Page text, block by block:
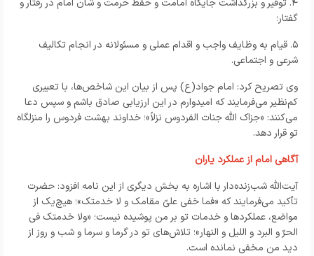
گفتار؛
۵. قیام به وظایف واجب و اقدام عملی و مسئولانه در انجام تکالیف
شرعی و اجتماعی.
وی تصریح کرد: امام جواد(ع) پس از بیان این شاخص‌ها، با تعبیری
کم‌نظیر می‌فرمایند که امیدوارم در این ارزیابی صادق باشم و سپس دعا
می‌کنند: «جزاک الله جنات الفردوس نزلاً»؛ خداوند بهشت فردوس را منزلگاه
تو قرار دهد.
آگاهی امام از عملکرد یاران
آیت‌الله شب‌زنده‌دار با اشاره به بخش دیگری از این نامه افزود: حضرت
تأکید می‌فرمایند که «فما خفی علیّ مقامک و لا خدمتک»؛ هیچ‌یک از
مواضع، عملکردها و خدمات تو بر من پوشیده نیست؛ «ولا خدمتک فی
الحرّ و البرد و اللیل و النهار»؛ تلاش‌های تو در گرما و سرما و شب و روز از
دید من مخفی نمانده است.